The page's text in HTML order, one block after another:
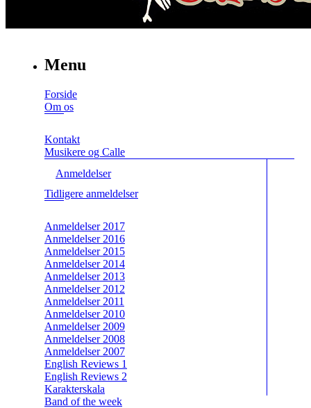
Menu
Forside
Om os
Kontakt
Musikere og Calle
Anmeldelser
Tidligere anmeldelser
Anmeldelser 2017
Anmeldelser 2016
Anmeldelser 2015
Anmeldelser 2014
Anmeldelser 2013
Anmeldelser 2012
Anmeldelser 2011
Anmeldelser 2010
Anmeldelser 2009
Anmeldelser 2008
Anmeldelser 2007
English Reviews 1
English Reviews 2
Karakterskala
Band of the week